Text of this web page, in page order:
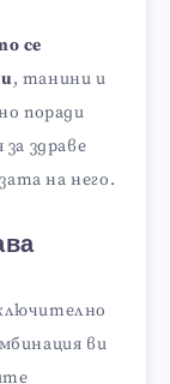
се
, танини и
поради
здраве
на него.
ви